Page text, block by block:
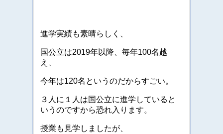
進学実績も素晴らしく、
国公立は2019年以降、毎年100名越
え、
今年は120名というのだからすごい。
３人に１人は国公立に進学していると
いうのですから恐れ入ります。
授業も見学しましたが、